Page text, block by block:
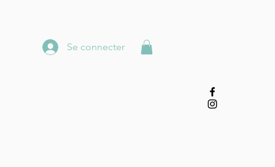
Se connecter